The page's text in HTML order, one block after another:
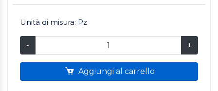
Unità di misura: Pz
- +
Aggiungi al carrello